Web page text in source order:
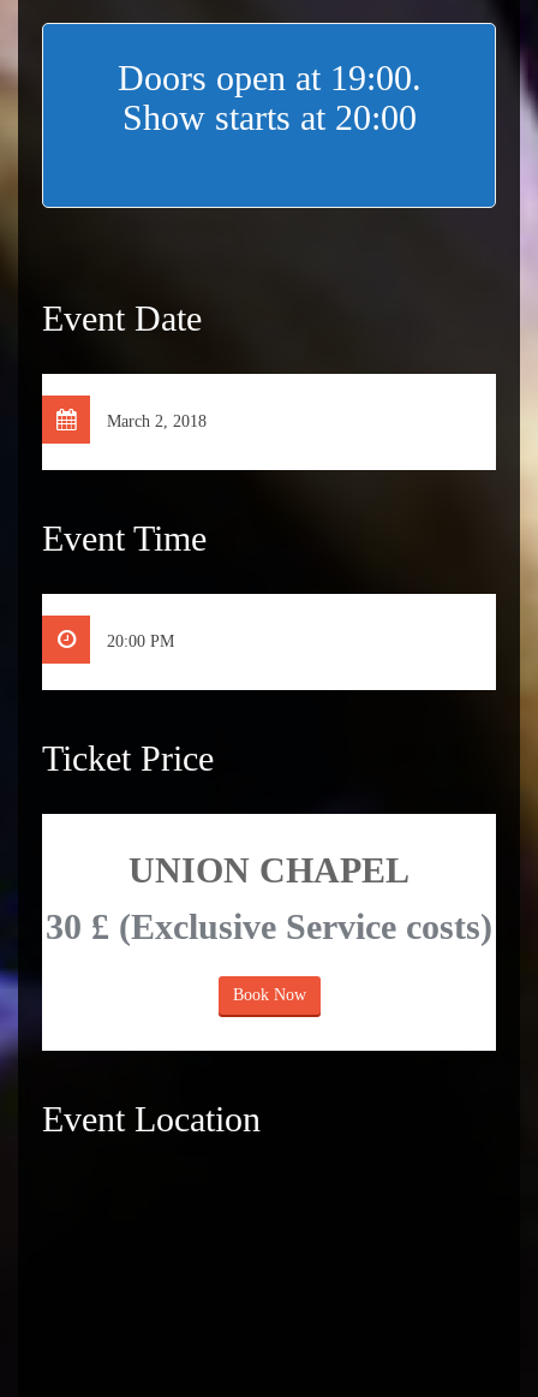
Doors open at 19:00.
Show starts at 20:00
Event Date
March 2, 2018
Event Time
20:00 PM
Ticket Price
UNION CHAPEL
30 £ (Exclusive Service costs)
Book Now
Event Location